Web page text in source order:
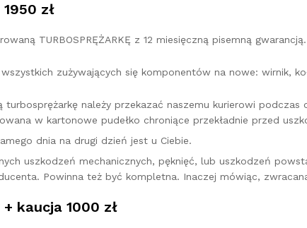
zł
TURBOSPRĘŻARKĘ z 12 miesięczną pisemną gwarancją.
zużywających się komponentów na nowe: wirnik,
turbosprężarkę należy przekazać naszemu kurierowi
w kartonowe pudełko chroniące przekładnie przed
dnia na drugi dzień jest u Ciebie.
uszkodzeń mechanicznych, pęknięć, lub uszkodzeń
Powinna też być kompletna. Inaczej mówiąc,
kaucja 1000 zł